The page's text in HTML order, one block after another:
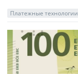
Платежные технологии